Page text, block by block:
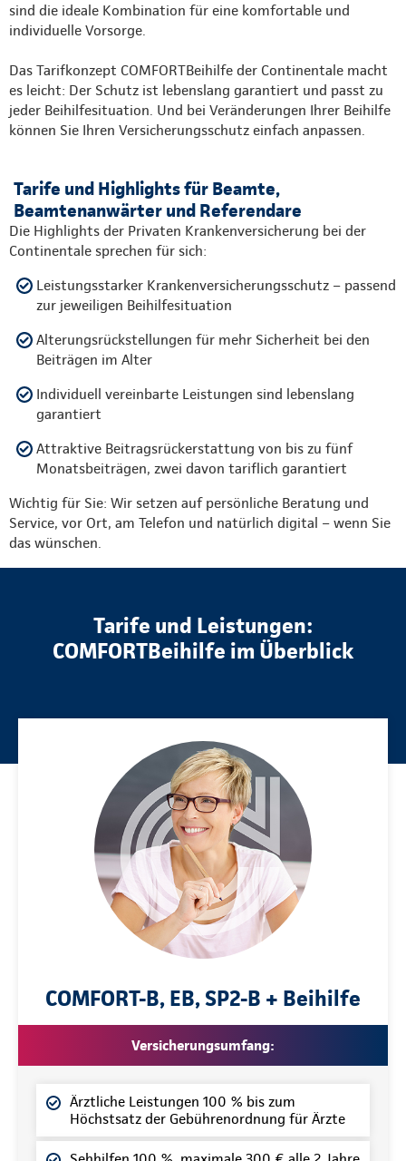
sind die ideale Kombination für eine komfortable und
individuelle Vorsorge.
Das Tarifkonzept COMFORTBeihilfe der Continentale macht
es leicht: Der Schutz ist lebenslang garantiert und passt zu
jeder Beihilfesituation. Und bei Veränderungen Ihrer Beihilfe
können Sie Ihren Versicherungsschutz einfach anpassen.
Tarife und Highlights für Beamte,
Beamtenanwärter und Referendare
Die Highlights der Privaten Krankenversicherung bei der
Continentale sprechen für sich:
Leistungsstarker Krankenversicherungsschutz – passend
zur jeweiligen Beihilfesituation
Alterungsrückstellungen für mehr Sicherheit bei den
Beiträgen im Alter
Individuell vereinbarte Leistungen sind lebenslang
garantiert
Attraktive Beitragsrückerstattung von bis zu fünf
Monatsbeiträgen, zwei davon tariflich garantiert
Wichtig für Sie: Wir setzen auf persönliche Beratung und
Service, vor Ort, am Telefon und natürlich digital – wenn Sie
das wünschen.
Tarife und Leistungen:
COMFORTBeihilfe im Überblick
COMFORT-B, EB, SP2-B + Beihilfe
Versicherungsumfang:
Ärztliche Leistungen 100 % bis zum
Höchstsatz der Gebührenordnung für Ärzte